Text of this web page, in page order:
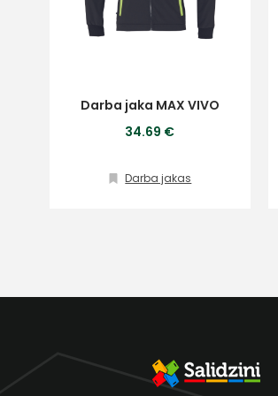
Darba jaka MAX VIVO
34.69 €
Darba jakas
Ziņojums